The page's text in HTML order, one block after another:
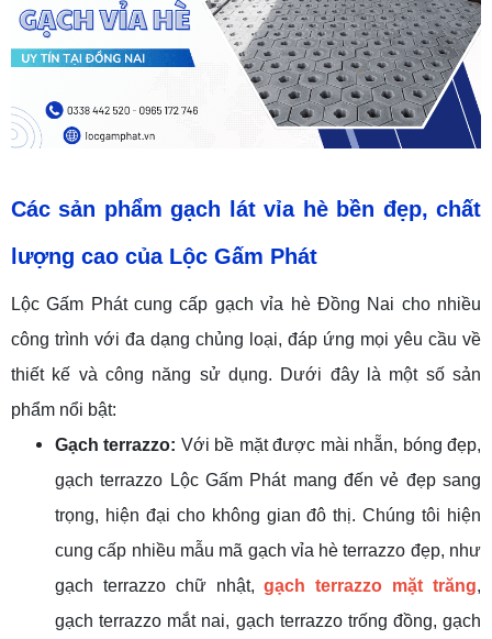
Các sản phẩm gạch lát vỉa hèbền đẹp,chất
lượng cao của Lộc Gấm Phát
Lộc Gấm Phát cung cấp gạch vỉa hè Đồng Nai cho nhiều
công trình với đa dạng chủng loại, đáp ứng mọi yêu cầu về
thiết kế và công năng sử dụng. Dưới đây là một số sản
phẩm nổi bật:
Gạch terrazzo: Với bề mặt được mài nhẵn, bóng đẹp,
gạch terrazzo Lộc Gấm Phát mang đến vẻ đẹp sang
trọng, hiện đại cho không gian đô thị. Chúng tôi hiện
cung cấp nhiều mẫu mã gạch vỉa hè terrazzo đẹp, như
gạch terrazzo chữ nhật,gạch terrazzo mặt trăng,
gạch terrazzo mắt nai, gạch terrazzo trống đồng, gạch